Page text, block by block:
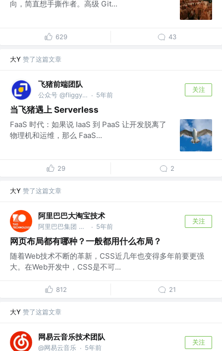
向，简直想手撕作者。高级 Git...
629 43
大Y 赞了这篇文章
飞猪前端团队
公众号 @fliggyfe · 5年前
关注
当飞猪遇上 Serverless
FaaS 时代：如果说 IaaS 到 PaaS 让开发脱离了
物理机和运维，那么 FaaS...
29 2
大Y 赞了这篇文章
阿里巴巴大淘宝技术
阿里巴巴集团 @大淘宝技术，服务9亿用户，赋能各行业1000万商家，作为核心技术团队保障14次双十一购物狂欢节成功 · 5年前
关注
网页布局都有哪种？一般都用什么布局？
随着Web技术不断的革新，CSS近几年也变得多年前要更强
大。在Web开发中，CSS是不可...
812 21
大Y 赞了这篇文章
网易云音乐技术团队
@网易云音乐 · 5年前
关注